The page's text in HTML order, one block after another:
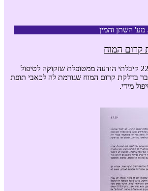
מע' השתן והמין
קרום המוח
ב- 28.11.21 בשעה 22:15 קיבלתי הודעה ממטופלת שזקוקה לטיפול
בדלקת קרום המוח שגורמת לה לכאבי תופת
מידי.